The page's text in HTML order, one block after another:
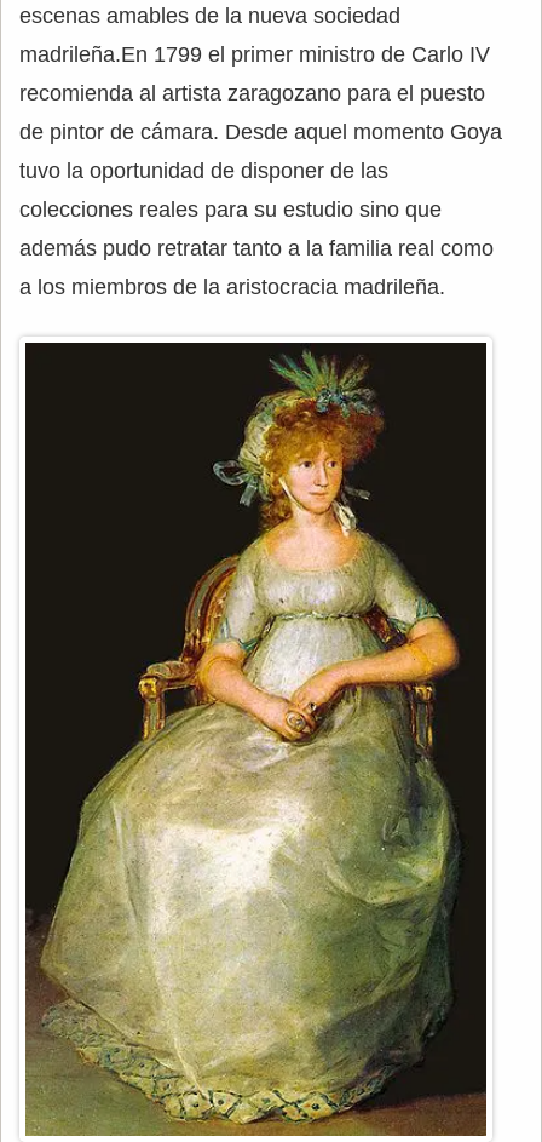
escenas amables de la nueva sociedad
madrileña.En 1799 el primer ministro de Carlo IV
recomienda al artista zaragozano para el puesto
de pintor de cámara. Desde aquel momento Goya
tuvo la oportunidad de disponer de las
colecciones reales para su estudio sino que
además pudo retratar tanto a la familia real como
a los miembros de la aristocracia madrileña.